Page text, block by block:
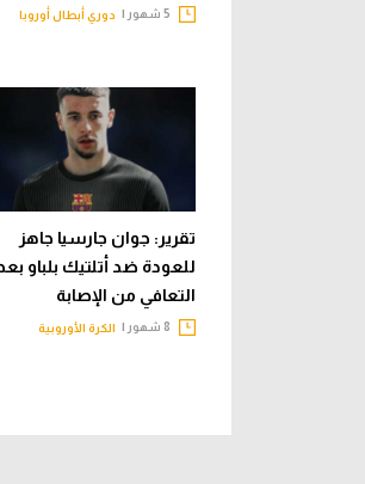
دوري أبطال أوروبا
تقرير: جوان جارسيا جاهز
للعودة ضد أتلتيك بلباو
التعافي من الإصابة
الكرة الأوروبية